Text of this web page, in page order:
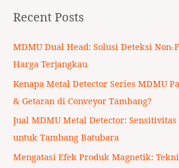
r
c
h
:
Recent Posts
MDMU Dual Head: Solusi Deteksi
Harga Terjangkau
Kenapa Metal Detector Series MDMU
& Getaran di Conveyor Tambang?
Jual MDMU Metal Detector:
untuk Tambang Batubara
Mengatasi Efek Produk Magnetik: